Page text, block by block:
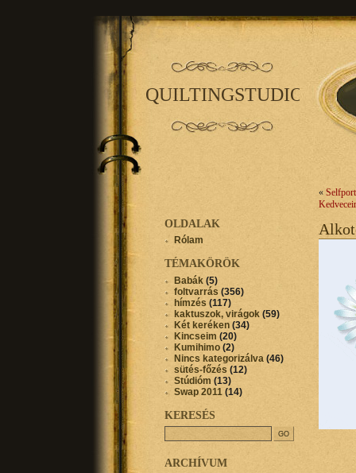
QUILTINGSTUDIO
«
OLDALAK
Rólam
TÉMAKÖRÖK
Babák (5)
foltvarrás (356)
hímzés (117)
kaktuszok, virágok (59)
Két keréken (34)
Kincseim (20)
Kumihimo (2)
Nincs kategorizálva (46)
sütés-főzés (12)
Stúdióm (13)
Swap 2011 (14)
KERESÉS
ARCHÍVUM